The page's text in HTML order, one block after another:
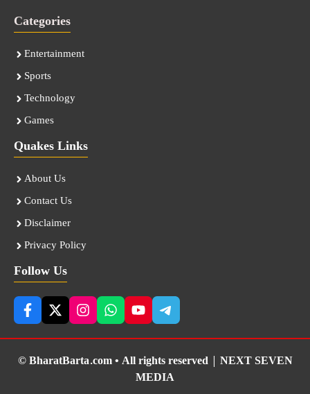
Categories
Entertainment
Sports
Technology
Games
Quakes Links
About Us
Contact Us
Disclaimer
Privacy Policy
Follow Us
© BharatBarta.com • All rights reserved | NEXT SEVEN
MEDIA